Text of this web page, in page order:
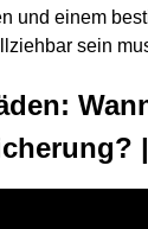
und einem
sein